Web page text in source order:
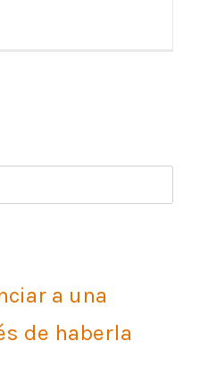
a una
de haberla